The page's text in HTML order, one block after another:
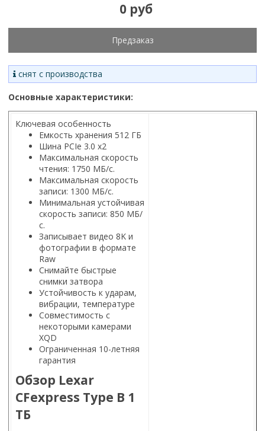
0 руб
Предзаказ
снят с производства
Основные характеристики:
Ключевая особенность
Емкость хранения 512 ГБ
Шина PCIe 3.0 x2
Максимальная скорость
чтения: 1750 МБ/с.
Максимальная скорость
записи: 1300 МБ/с.
Минимальная устойчивая
скорость записи: 850 МБ/
с.
Записывает видео 8K и
фотографии в формате
Raw
Снимайте быстрые
снимки затвора
Устойчивость к ударам,
вибрации, температуре
Совместимость с
некоторыми камерами
XQD
Ограниченная 10-летняя
гарантия
Обзор Lexar
CFexpress Type B 1
ТБ